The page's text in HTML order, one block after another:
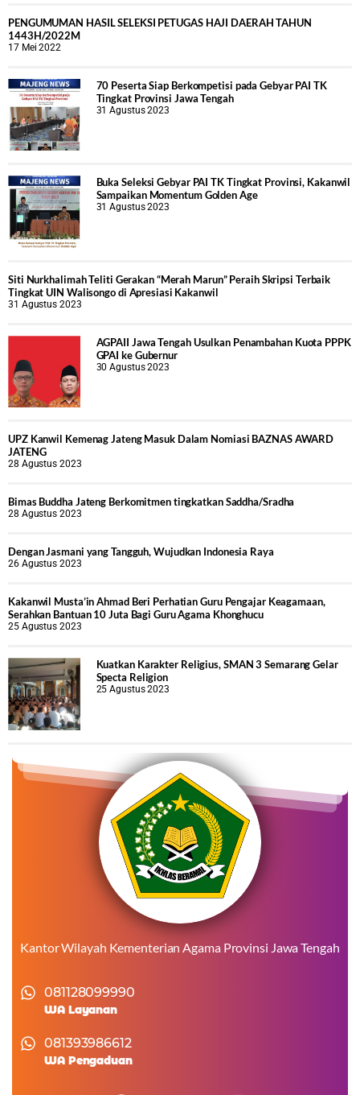
PENGUMUMAN HASIL SELEKSI PETUGAS HAJI DAERAH TAHUN
1443H/2022M
17 Mei 2022
70 Peserta Siap Berkompetisi pada Gebyar PAI TK
Tingkat Provinsi Jawa Tengah
31 Agustus 2023
Buka Seleksi Gebyar PAI TK Tingkat Provinsi, Kakanwil
Sampaikan Momentum Golden Age
31 Agustus 2023
Siti Nurkhalimah Teliti Gerakan “Merah Marun” Peraih Skripsi Terbaik
Tingkat UIN Walisongo di Apresiasi Kakanwil
31 Agustus 2023
AGPAII Jawa Tengah Usulkan Penambahan Kuota PPPK
GPAI ke Gubernur
30 Agustus 2023
UPZ Kanwil Kemenag Jateng Masuk Dalam Nomiasi BAZNAS AWARD
JATENG
28 Agustus 2023
Bimas Buddha Jateng Berkomitmen tingkatkan Saddha/Sradha
28 Agustus 2023
Dengan Jasmani yang Tangguh, Wujudkan Indonesia Raya
26 Agustus 2023
Kakanwil Musta’in Ahmad Beri Perhatian Guru Pengajar Keagamaan,
Serahkan Bantuan 10 Juta Bagi Guru Agama Khonghucu
25 Agustus 2023
Kuatkan Karakter Religius, SMAN 3 Semarang Gelar
Specta Religion
25 Agustus 2023
Kantor Wilayah Kementerian Agama Provinsi Jawa Tengah
081128099990
WA Layanan
081393986612
WA Pengaduan